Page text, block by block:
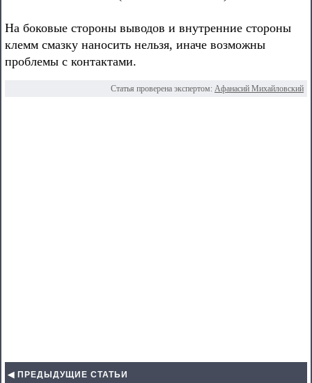
На боковые стороны выводов и внутренние стороны
клемм смазку наносить нельзя, иначе возможны
проблемы с контактами.
Статья проверена экспертом: Афанасий Михайловский
◀ ПРЕДЫДУЩИЕ СТАТЬИ